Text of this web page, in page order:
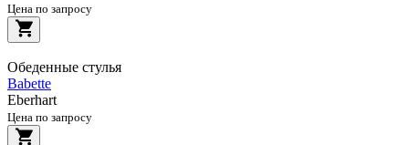
Цена по запросу
Обеденные стулья
Babette
Eberhart
Цена по запросу